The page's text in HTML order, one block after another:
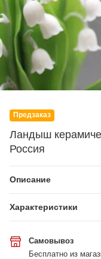
Предзаказ
Ландыш
Россия
Описание
Характеристики
Самовывоз
Бесплатно из